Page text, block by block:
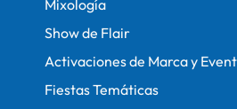
Mixología
Show de Flair
Activaciones de Marca y
Fiestas Temáticas